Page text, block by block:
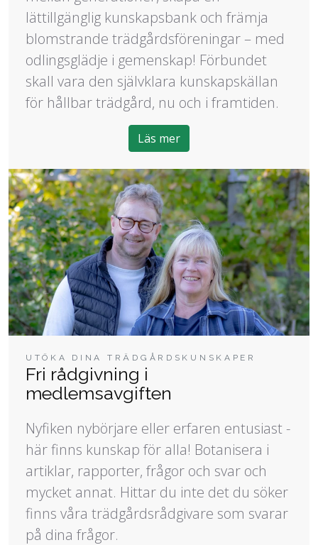
lättillgänglig kunskapsbank och främja
blomstrande trädgårdsföreningar – med
odlingsglädje i gemenskap! Förbundet
skall vara den självklara kunskapskällan
för hållbar trädgård, nu och i framtiden.
Läs mer
UTÖKA DINA TRÄDGÅRDSKUNSKAPER
Fri rådgivning i
medlemsavgiften
Nyfiken nybörjare eller erfaren entusiast -
här finns kunskap för alla! Botanisera i
artiklar, rapporter, frågor och svar och
mycket annat. Hittar du inte det du söker
finns våra trädgårdsrådgivare som svarar
på dina frågor.